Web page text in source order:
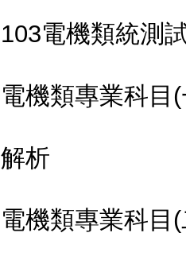
103電機類統測
電機類專業科目
解析
電機類專業科目